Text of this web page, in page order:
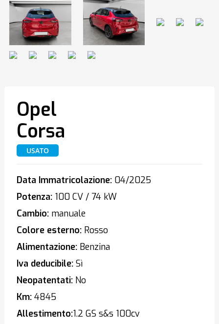
Opel
Corsa
USATO
Data Immatricolazione:04/2025
Potenza:100 CV / 74 kW
Cambio:manuale
Colore esterno:Rosso
Alimentazione:Benzina
Iva deducibile:Sì
Neopatentati:No
Km:4845
Allestimento:1.2 GS s&s 100cv